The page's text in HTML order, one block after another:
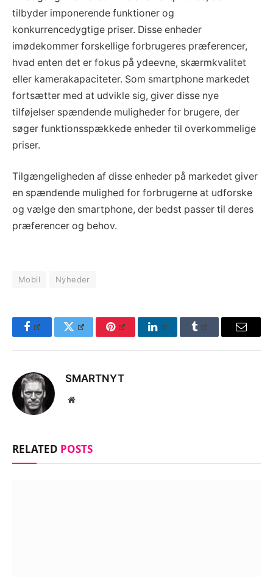
tilbyder imponerende funktioner og
konkurrencedygtige priser. Disse enheder
imødekommer forskellige forbrugeres præferencer,
hvad enten det er fokus på ydeevne, skærmkvalitet
eller kamerakapaciteter. Som smartphone markedet
fortsætter med at udvikle sig, giver disse nye
tilføjelser spændende muligheder for brugere, der
søger funktionsspækkede enheder til overkommelige
priser.
Tilgængeligheden af disse enheder på markedet giver
en spændende mulighed for forbrugerne at udforske
og vælge den smartphone, der bedst passer til deres
præferencer og behov.
Mobil Nyheder
FacebookTwitter Pinterest LinkedInTumblr Email
SMARTNYT
Website
RELATED POSTS